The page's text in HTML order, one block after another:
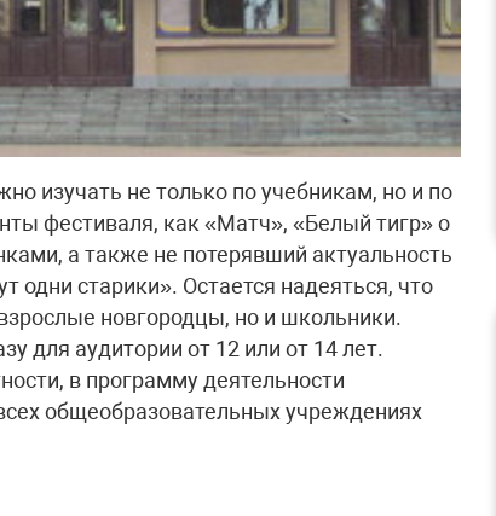
изучать не только по учебникам, но и по
фестиваля, как «Матч», «Белый тигр» о
а также не потерявший актуальность
одни старики». Остается надеяться, что
новгородцы, но и школьники.
для аудитории от 12 или от 14 лет.
в программу деятельности
общеобразовательных учреждениях